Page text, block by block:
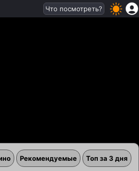
Рекомендуемые Топ за 3 дня
Что посмотреть?